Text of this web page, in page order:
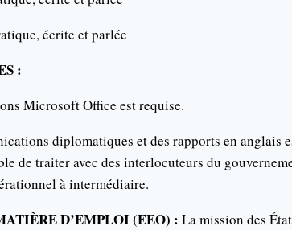
écrite et parlée
:
Microsoft Office est requise.
diplomatiques et des rapports en anglais
de traiter avec des interlocuteurs du
à intermédiaire.
D’EMPLOI (EEO) : La mission des